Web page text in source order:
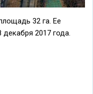
32 га. Ее
декабря 2017 года.